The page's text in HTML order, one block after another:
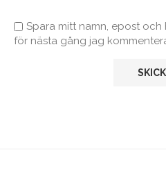
Spara mitt namn, epost
för nästa gång jag